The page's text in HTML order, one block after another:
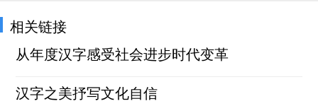
相关链接
从年度汉字感受社会进步时代变革
汉字之美抒写文化自信